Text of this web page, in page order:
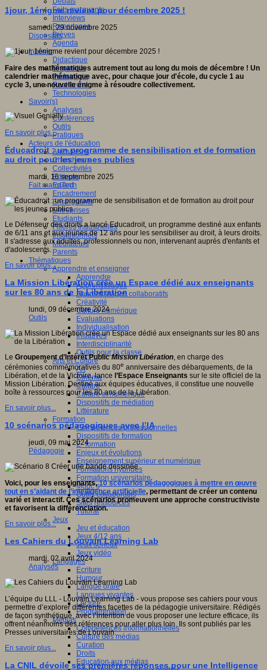
Faits marquants
Interviews
Reportages
Brèves
Agenda
Innover
Didactique
Dispositifs
Pédagogie
Recherche
Technologies
Savoir(s)
Analyses
Conférences
Outils
Pratiques
Acteurs de l'éducation
Animateurs
Chercheurs
Collectivités
Editeurs
EdTech
Encadrement
Enseignants
Entreprises
Etudiants
Filières industrielles
Institutionnels
Médiateurs
Parents
Thématiques
Apprendre et enseigner
Apprendre
Apprentissages
Apprentissages collaboratifs
Créativité
Culture numérique
Evaluations
Individualisation
Initiatives
Interdisciplinarité
Outils pour la classe
Arts et Culture
Art
Cinéma
Culture
Culture et numérique
Dispositifs de médiation
Littérature
Formation
Compétences professionnelles
Dispositifs de formation
E- formation
Enjeux et évolutions
Enseignement supérieur et numérique
Formations hybrides
Formation universitaire
Mooc’s
Outils collaboratifs
Sites ressources
Tutorat
Jeux
Jeu et éducation
Jeux 4/12 ans
Jeux sérieux
Jeux vidéo
Langages
Ecriture
Humour
Langue orale
Langues vivantes
Lecture
Programmation
Médias
Compétences informationnelles
Culture des médias
Curation
Droits
Education aux médias
1jour, 1énigme revient pour décembre 2025 !
samedi, 29 novembre 2025
Dispositifs
Faire des mathématiques autrement tout au long du mois de décembre ! Un
calendrier mathématique avec, pour chaque jour d'école, du cycle 1 au
cycle 3, une nouvelle énigme à résoudre collectivement.
En savoir plus...
Éducadroit : un programme de sensibilisation et de formation
au droit pour les jeunes publics
mardi, 16 septembre 2025
Fait marquant
Le Défenseur des droits a lancé Educadroit, un programme destiné aux enfants
de 6/11 ans et aux jeunes de 12 ans pour les sensibiliser au droit, à leurs droits.
Il s'adresse aux adultes, professionnels ou non, intervenant auprès d'enfants et
d'adolescents.
En savoir plus...
La Mission Libération crée un Espace dédié aux enseignants
sur les 80 ans de la Libération
lundi, 09 décembre 2024
Outils
Le Groupement d’Intérêt PublicMission Libération, en charge des
cérémonies commémoratives du 80e anniversaire des débarquements, de la
Libération, et de la Victoire, lance l’Espace Enseignants sur le site officiel de la
Mission Libération. Destiné aux équipes éducatives, il constitue une nouvelle
boîte à ressources pour les 80 ans de la Libération.
En savoir plus...
10 scénarios pédagogiques avec l’IA
jeudi, 09 mai 2024
Pédagogie
Voici, pour les enseignants,10 scénarios pédagogiques à mettre en œuvre
tout en s’aidant de l’intelligence artificielle, permettant de créer un contenu
varié et interactif. Ces scénarios promeuvent une approche constructiviste
et favorisent la différenciation.
En savoir plus...
Les Cahiers du Louvain Learning Lab
mardi, 02 avril 2024
Analyses
L’équipe du LLL - Louvain Learning Lab - vous propose ses cahiers pour vous
permettre d’explorer différentes facettes de la pédagogie universitaire. Rédigés
de façon synthétique, avec l’intention de vous proposer une lecture efficace, ils
offrent néanmoins des références pour aller plus loin. Ils sont publiés par les
Presses universitaires de Louvain.
En savoir plus...
La CNIL dévoile ses premières réponses pour une Intelligence